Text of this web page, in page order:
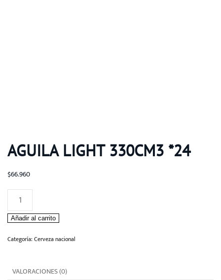
AGUILA LIGHT 330CM3 *24
$66.960
Aguila
Light
330cm3
*24
Añadir al carrito
Categoría: Cerveza nacional
VALORACIONES (0)